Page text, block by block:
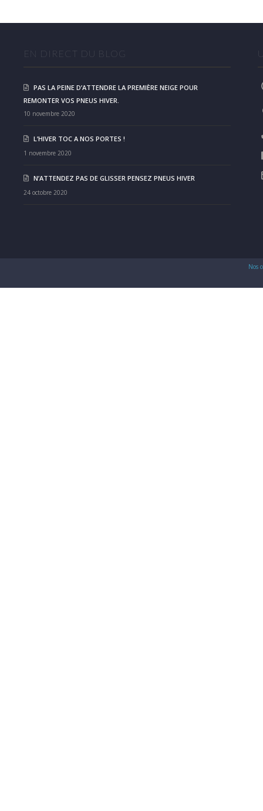
EN DIRECT DU BLOG
PAS LA PEINE D’ATTENDRE LA PREMIÈRE NEIGE POUR
REMONTER VOS PNEUS HIVER.
10 novembre 2020
L’HIVER TOC A NOS PORTES !
1 novembre 2020
N’ATTENDEZ PAS DE GLISSER PENSEZ PNEUS HIVER
24 octobre 2020
Nos